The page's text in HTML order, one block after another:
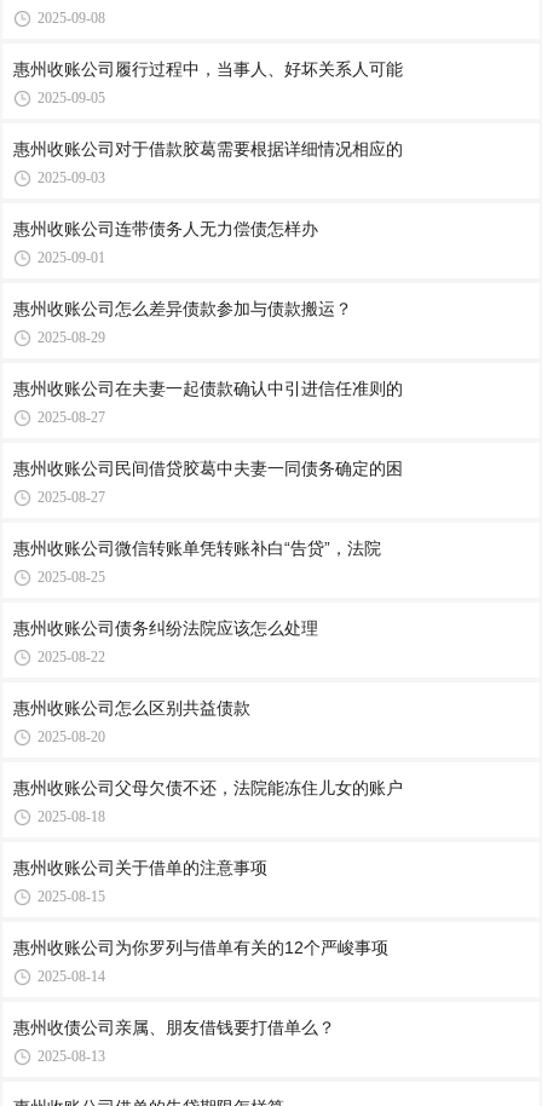
2025-09-08
惠州收账公司​履行过程中，当事人、好坏关系人可能
2025-09-05
惠州收账公司​对于借款胶葛需要根据详细情况相应的
2025-09-03
惠州收账公司​连带债务人无力偿债怎样办
2025-09-01
惠州收账公司​怎么差异债款参加与债款搬运？
2025-08-29
惠州收账公司​在夫妻一起债款确认中引进信任准则的
2025-08-27
惠州收账公司​民间借贷胶葛中夫妻一同债务确定的困
2025-08-27
惠州收账公司​微信转账单凭转账补白“告贷”，法院
2025-08-25
惠州收账公司​债务纠纷法院应该怎么处理
2025-08-22
惠州收账公司​怎么区别共益债款
2025-08-20
惠州收账公司​父母欠债不还，法院能冻住儿女的账户
2025-08-18
惠州收账公司​关于借单的注意事项
2025-08-15
惠州收账公司​为你罗列与借单有关的12个严峻事项
2025-08-14
惠州收债公司​亲属、朋友借钱要打借单么？
2025-08-13